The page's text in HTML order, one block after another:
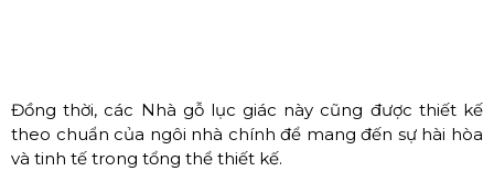
Đồng thời, các Nhà gỗ lục giác này cũng được thiết kế
theo chuẩn của ngôi nhà chính để mang đến sự hài hòa
và tinh tế trong tổng thể thiết kế.